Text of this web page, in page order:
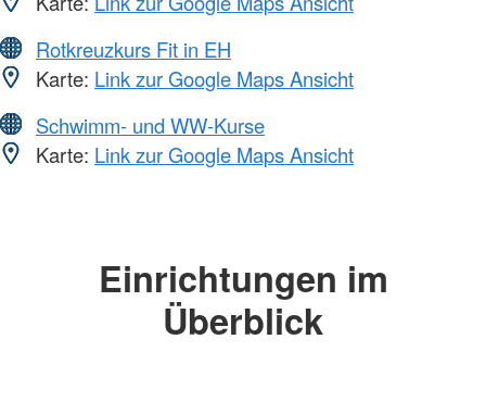
Rotkreuzkurs Fit in EH
Karte: Link zur Google Maps Ansicht
Schwimm- und WW-Kurse
Karte: Link zur Google Maps Ansicht
Einrichtungen im
Überblick